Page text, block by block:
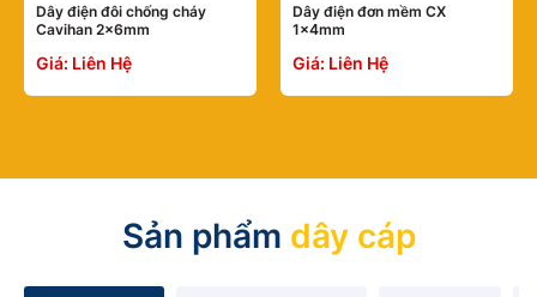
Dây điện đôi chống cháy
Cavihan 2×6mm
Giá: Liên Hệ
Dây điện đơn mềm CX
1×4mm
Giá: Liên Hệ
Sản phẩm dây cáp